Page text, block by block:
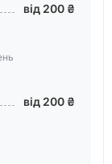
від 200 ₴
від 200 ₴